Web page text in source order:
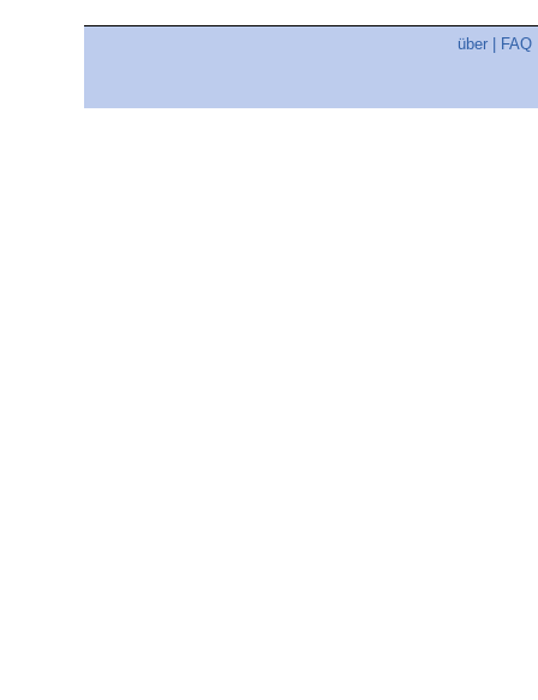
über FAQ